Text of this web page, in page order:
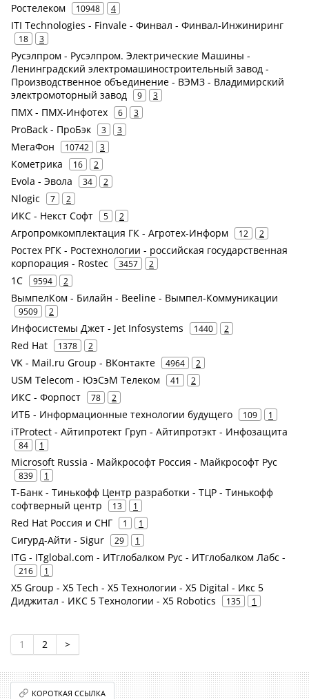
Ростелеком 10948 4
ITI Technologies - Finvale - Финвал - Финвал-Инжиниринг
18 3
Русэлпром - Русэлпром. Электрические Машины -
Ленинградский электромашиностроительный завод -
Производственное объединение - ВЭМЗ - Владимирский
электромоторный завод
9 3
ПМХ - ПМХ-Инфотех 6 3
ProBack - ПроБэк 3 3
МегаФон 10742 3
Кометрика 16 2
Evola - Эвола 34 2
Nlogic 7 2
ИКС - Некст Софт 5 2
Агропромкомплектация ГК - Агротех-Информ 12 2
Ростех РГК - Ростехнологии - российская государственная
корпорация - Rostec
3457 2
1С 9594 2
ВымпелКом - Билайн - Beeline - Вымпел-Коммуникации
9509 2
Инфосистемы Джет - Jet Infosystems 1440 2
Red Hat 1378 2
VK - Mail.ru Group - ВКонтакте 4964 2
USM Telecom - ЮэСэМ Телеком 41 2
ИКС - Форпост 78 2
ИТБ - Информационные технологии будущего 109 1
iTProtect - Айтипротект Груп - Айтипротэкт - Инфозащита
84 1
Microsoft Russia - Майкрософт Россия - Майкрософт Рус
839 1
Т-Банк - Тинькофф Центр разработки - ТЦР - Тинькофф
софтверный центр
13 1
Red Hat Россия и СНГ 1 1
Сигурд-Айти - Sigur 29 1
ITG - ITglobal.com - ИТглобалком Рус - ИТглобалком Лабс -
216 1
X5 Group - X5 Tech - X5 Технологии - X5 Digital - Икс 5
Диджитал - ИКС 5 Технологии - X5 Robotics
135 1
1 2 >
КОРОТКАЯ ССЫЛКА